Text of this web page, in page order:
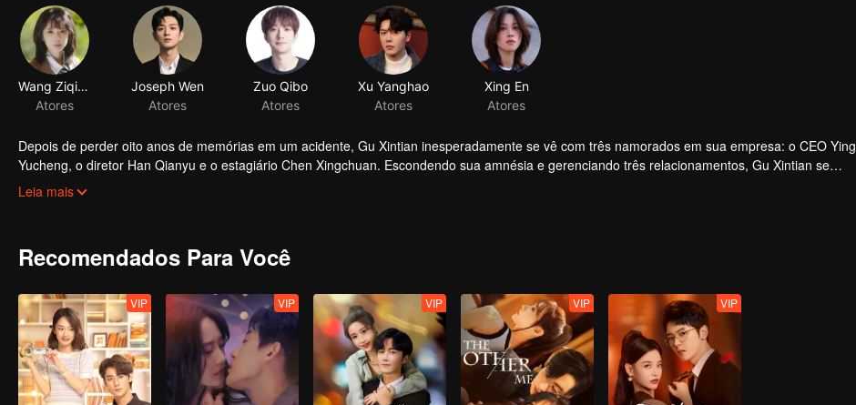
Depois de perder oito anos de memórias em um acidente, Gu Xintian inesperadamente se vê com três namorados em sua empresa: o CEO Ying
Yucheng, o diretor Han Qianyu e o estagiário Chen Xingchuan. Escondendo sua amnésia e gerenciando três relacionamentos, Gu Xintian se
esforçou para recuperar suas memórias perdidas. Em meio às provações do amor e da carreira, ela descobriu o verdadeiro significado do amor,
Leia mais
Recomendados Para Você
VIP VIP VIP VIP VIP